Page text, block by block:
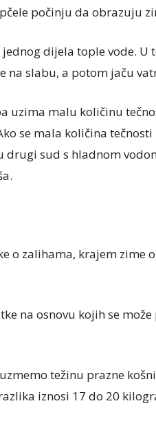
počinju da obrazuju
dijela tople vode.
na slabu, a potom jaču
uzima malu količinu
se mala količina
drugi sud s hladnom
o zalihama, krajem zime
na osnovu kojih se
težinu prazne
iznosi 17 do 20